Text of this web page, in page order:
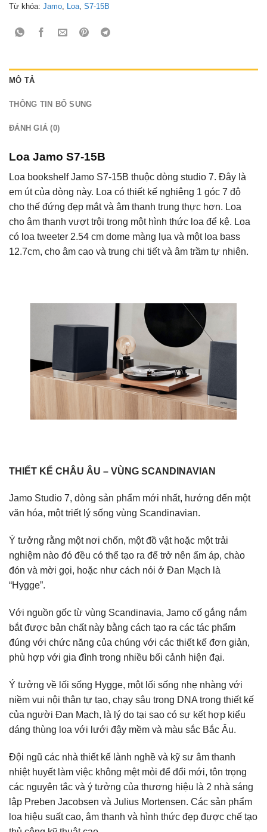
Từ khóa: Jamo Loa S7-15B
MÔ TẢ
THÔNG TIN BỔ SUNG
ĐÁNH GIÁ (0)
Loa Jamo S7-15B
Loa bookshelf Jamo S7-15B thuộc dòng studio 7. Đây là
em út của dòng này. Loa có thiết kế nghiêng 1 góc 7 độ
cho thế đứng đẹp mắt và âm thanh trung thực hơn. Loa
cho âm thanh vượt trội trong một hình thức loa để kệ. Loa
có loa tweeter 2.54 cm dome màng lụa và một loa bass
12.7cm, cho âm cao và trung chi tiết và âm trầm tự nhiên.
THIẾT KẾ CHÂU ÂU – VÙNG SCANDINAVIAN
Jamo Studio 7, dòng sản phẩm mới nhất, hướng đến một
văn hóa, một triết lý sống vùng Scandinavian.
Ý tưởng rằng một nơi chốn, một đồ vật hoặc một trải
nghiệm nào đó đều có thể tạo ra để trở nên ấm áp, chào
đón và mời gọi, hoặc như cách nói ở Đan Mạch là
“Hygge”.
Với nguồn gốc từ vùng Scandinavia, Jamo cố gắng nắm
bắt được bản chất này bằng cách tạo ra các tác phẩm
đúng với chức năng của chúng với các thiết kế đơn giản,
phù hợp với gia đình trong nhiều bối cảnh hiện đại.
Ý tưởng về lối sống Hygge, một lối sống nhẹ nhàng với
niềm vui nội thân tự tạo, chạy sâu trong DNA trong thiết kế
của người Đan Mạch, là lý do tại sao có sự kết hợp kiểu
dáng thùng loa với lưới đậy mềm và màu sắc Bắc Âu.
Đội ngũ các nhà thiết kế lành nghề và kỹ sư âm thanh
nhiệt huyết làm việc không mệt mỏi để đổi mới, tôn trọng
các nguyên tắc và ý tưởng của thương hiệu là 2 nhà sáng
lập Preben Jacobsen và Julius Mortensen. Các sản phẩm
loa hiệu suất cao, âm thanh và hình thức đẹp được chế tạo